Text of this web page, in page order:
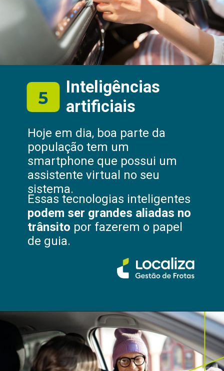
Inteligências
artificiais
5
Hoje em dia, boa parte da
população tem um
smartphone que possui um
assistente virtual no seu
sistema.
Essas tecnologias inteligentes
podem ser grandes aliadas no
trânsito por fazerem o papel
de guia.